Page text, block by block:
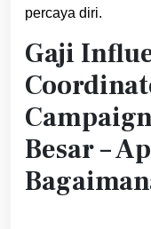
percaya diri.
Gaji
Besar –